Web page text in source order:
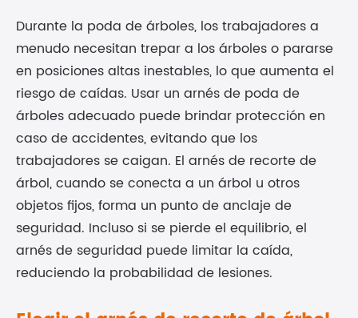
Durante la poda de árboles, los trabajadores a
menudo necesitan trepar a los árboles o pararse
en posiciones altas inestables, lo que aumenta el
riesgo de caídas. Usar un arnés de poda de
árboles adecuado puede brindar protección en
caso de accidentes, evitando que los
trabajadores se caigan. El arnés de recorte de
árbol, cuando se conecta a un árbol u otros
objetos fijos, forma un punto de anclaje de
seguridad. Incluso si se pierde el equilibrio, el
arnés de seguridad puede limitar la caída,
reduciendo la probabilidad de lesiones.